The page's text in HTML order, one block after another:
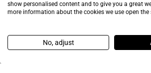
show personalised content and to give you a great
more information about the cookies we use open the
No, adjust